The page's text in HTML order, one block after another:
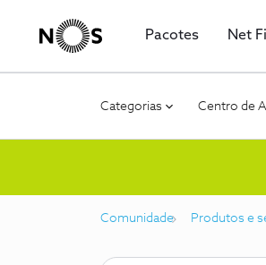
Pacotes Net
Categorias Centro de
Comunidade Produtos e